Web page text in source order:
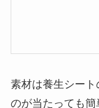
素材は養生シー
のが当たっても